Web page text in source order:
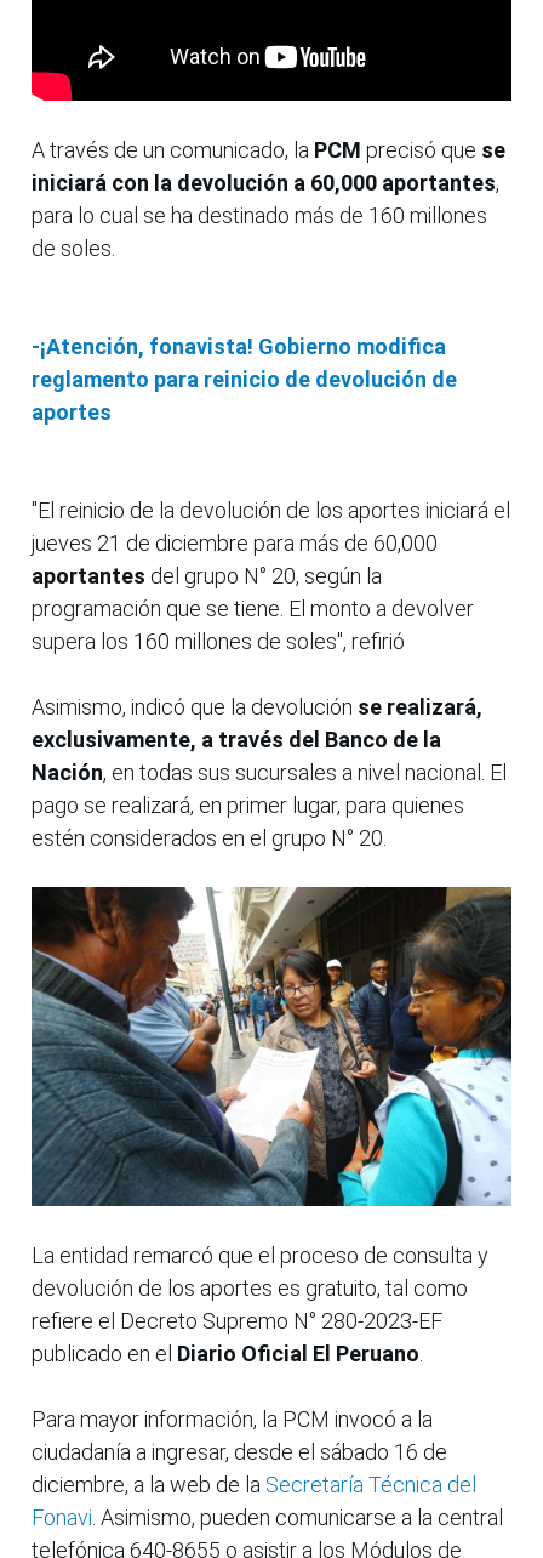
A través de un comunicado, la PCM precisó que se
iniciará con la devolución a 60,000 aportantes,
para lo cual se ha destinado más de 160 millones
de soles.
-¡Atención, fonavista! Gobierno modifica
reglamento para reinicio de devolución de
aportes
"El reinicio de la devolución de los aportes iniciará el
jueves 21 de diciembre para más de 60,000
aportantes del grupo N° 20, según la
programación que se tiene. El monto a devolver
supera los 160 millones de soles", refirió
Asimismo, indicó que la devolución se realizará,
exclusivamente, a través del Banco de la
Nación, en todas sus sucursales a nivel nacional. El
pago se realizará, en primer lugar, para quienes
estén considerados en el grupo N° 20.
La entidad remarcó que el proceso de consulta y
devolución de los aportes es gratuito, tal como
refiere el Decreto Supremo N° 280-2023-EF
publicado en el Diario Oficial El Peruano.
Para mayor información, la PCM invocó a la
ciudadanía a ingresar, desde el sábado 16 de
diciembre, a la web de la Secretaría Técnica del
Fonavi. Asimismo, pueden comunicarse a la central
telefónica 640-8655 o asistir a los Módulos de